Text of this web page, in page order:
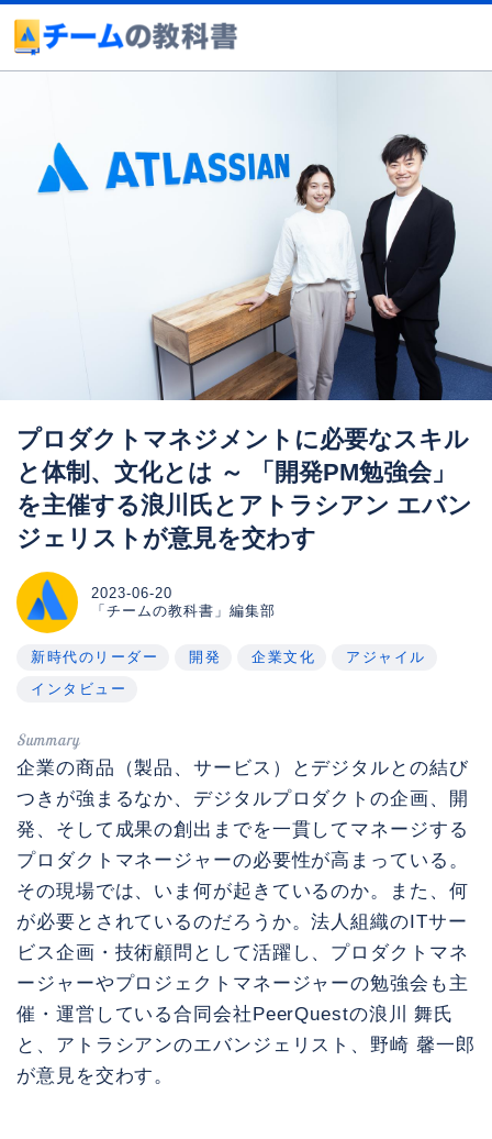
プロダクトマネジメントに必要なスキル
と体制、文化とは ～ 「開発PM勉強会」
を主催する浪川氏とアトラシアン エバン
ジェリストが意見を交わす
2023-06-20
「チームの教科書」編集部
新時代のリーダー 開発 企業文化
アジャイル
インタビュー
企業の商品（製品、サービス）とデジタルとの結び
つきが強まるなか、デジタルプロダクトの企画、開
発、そして成果の創出までを一貫してマネージする
プロダクトマネージャーの必要性が高まっている。
その現場では、いま何が起きているのか。また、何
が必要とされているのだろうか。法人組織のITサー
ビス企画・技術顧問として活躍し、プロダクトマネ
ージャーやプロジェクトマネージャーの勉強会も主
催・運営している合同会社PeerQuestの浪川 舞氏
と、アトラシアンのエバンジェリスト、野崎 馨一郎
が意見を交わす。